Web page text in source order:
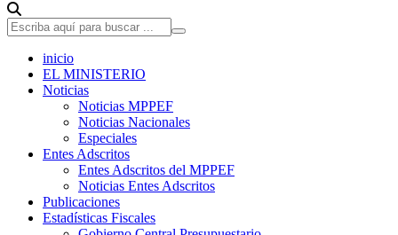
inicio
EL MINISTERIO
Noticias
Noticias MPPEF
Noticias Nacionales
Especiales
Entes Adscritos
Entes Adscritos del MPPEF
Noticias Entes Adscritos
Publicaciones
Estadísticas Fiscales